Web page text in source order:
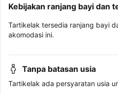
Kebijakan ranjang bayi dan
Tartikelak tersedia ranjang bayi
akomodasi ini.
Tanpa batasan usia
Tartikelak ada persyaratan usia